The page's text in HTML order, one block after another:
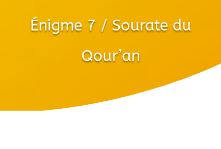
Énigme 7 / Sourate du
Qour’an